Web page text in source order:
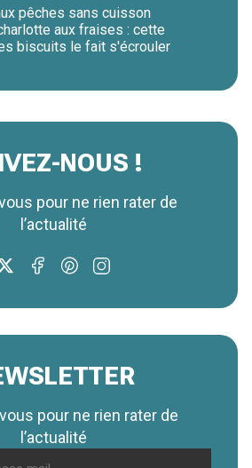
pêches sans cuisson
aux fraises : cette
biscuits le fait s'écrouler
NOUS !
pour ne rien rater de
l’actualité
pour ne rien rater de
l’actualité